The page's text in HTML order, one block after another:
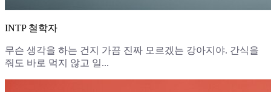
INTP 철학자
무슨 생각을 하는 건지 가끔 진짜 모르겠는 강아지야. 간식을
줘도 바로 먹지 않고 일...